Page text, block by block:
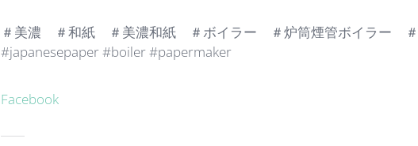
＃美濃 ＃和紙 ＃美濃和紙 ＃ボイラー ＃炉筒煙管ボイラー
#japanesepaper #boiler #papermaker
Facebook